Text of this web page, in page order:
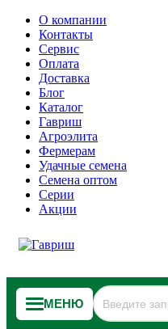
О компании
Контакты
Сервис
Оплата
Доставка
Блог
Каталог
Гавриш
Агроэлита
Фермерам
Удачные семена
Семена оптом
Серии
Акции
МЕНЮ